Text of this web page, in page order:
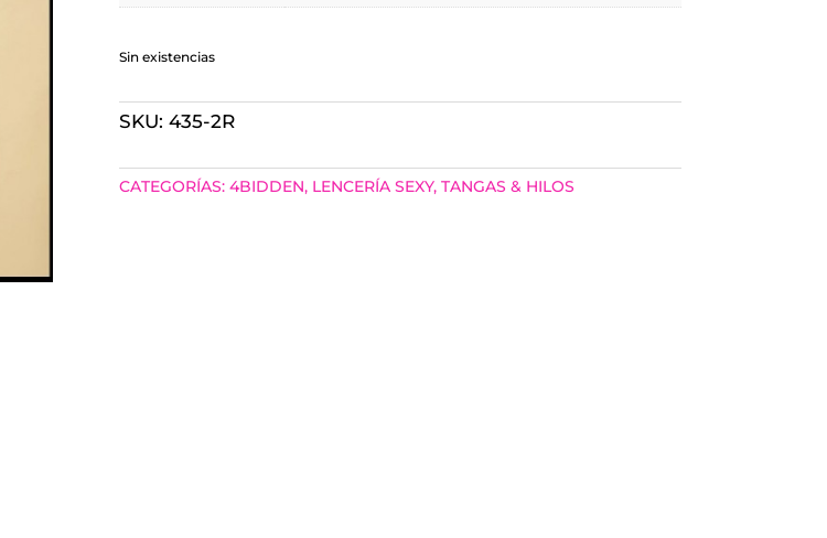
Sin existencias
SKU: 435-2R
CATEGORÍAS: 4BIDDEN, LENCERÍA SEXY, TANGAS & HILOS